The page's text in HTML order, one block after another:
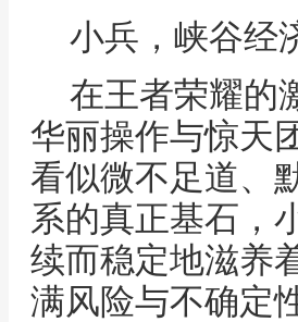
小兵，峡谷经
在王者荣耀的
华丽操作与惊天
看似微不足道、
系的真正基石，
续而稳定地滋养
满风险与不确定